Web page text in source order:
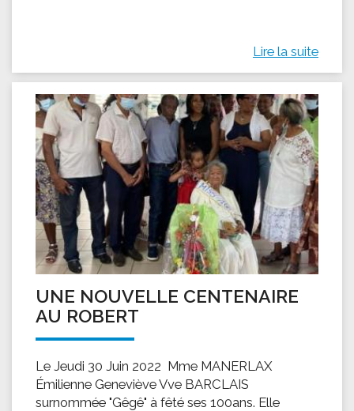
Lire la suite
UNE NOUVELLE CENTENAIRE
AU ROBERT
Le Jeudi 30 Juin 2022 Mme MANERLAX
Émilienne Geneviève Vve BARCLAIS
surnommée "Gêgê" à fêté ses 100ans. Elle